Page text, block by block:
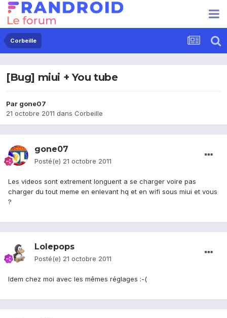
Corbeille
[Bug] miui + You tube
Par gone07
21 octobre 2011 dans Corbeille
gone07
Posté(e) 21 octobre 2011
Les videos sont extrement longuent a se charger voire pas
charger du tout meme en enlevant hq et en wifi sous miui et vous
?
Lolepops
Posté(e) 21 octobre 2011
Idem chez moi avec les mêmes réglages :-(